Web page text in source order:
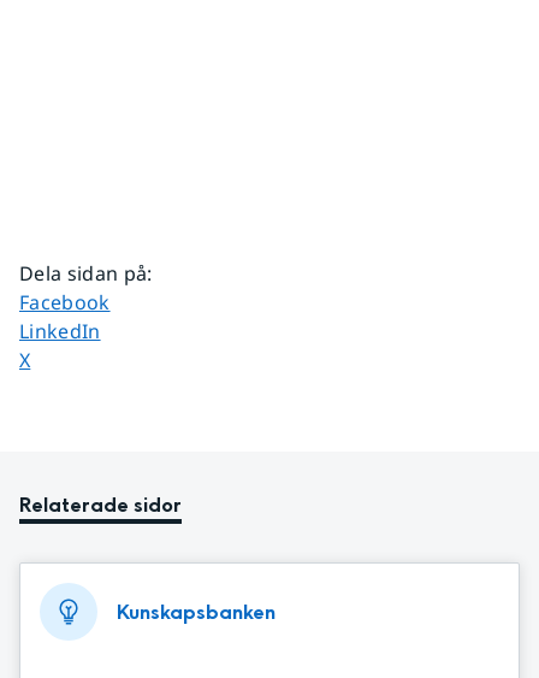
Dela sidan på:
Dela sidan på
Facebook
Dela sidan på
LinkedIn
Dela sidan på
X
Relaterade sidor
Kunskapsbanken